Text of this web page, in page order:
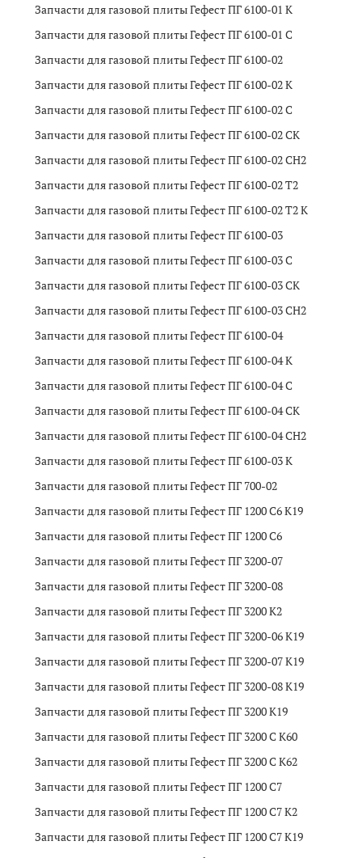
Запчасти для газовой плиты Гефест ПГ 6100-01 K
Запчасти для газовой плиты Гефест ПГ 6100-01 C
Запчасти для газовой плиты Гефест ПГ 6100-02
Запчасти для газовой плиты Гефест ПГ 6100-02 K
Запчасти для газовой плиты Гефест ПГ 6100-02 C
Запчасти для газовой плиты Гефест ПГ 6100-02 CK
Запчасти для газовой плиты Гефест ПГ 6100-02 CH2
Запчасти для газовой плиты Гефест ПГ 6100-02 T2
Запчасти для газовой плиты Гефест ПГ 6100-02 T2 K
Запчасти для газовой плиты Гефест ПГ 6100-03
Запчасти для газовой плиты Гефест ПГ 6100-03 C
Запчасти для газовой плиты Гефест ПГ 6100-03 CK
Запчасти для газовой плиты Гефест ПГ 6100-03 CH2
Запчасти для газовой плиты Гефест ПГ 6100-04
Запчасти для газовой плиты Гефест ПГ 6100-04 K
Запчасти для газовой плиты Гефест ПГ 6100-04 C
Запчасти для газовой плиты Гефест ПГ 6100-04 CK
Запчасти для газовой плиты Гефест ПГ 6100-04 CH2
Запчасти для газовой плиты Гефест ПГ 6100-03 K
Запчасти для газовой плиты Гефест ПГ 700-02
Запчасти для газовой плиты Гефест ПГ 1200 C6 K19
Запчасти для газовой плиты Гефест ПГ 1200 C6
Запчасти для газовой плиты Гефест ПГ 3200-07
Запчасти для газовой плиты Гефест ПГ 3200-08
Запчасти для газовой плиты Гефест ПГ 3200 K2
Запчасти для газовой плиты Гефест ПГ 3200-06 K19
Запчасти для газовой плиты Гефест ПГ 3200-07 K19
Запчасти для газовой плиты Гефест ПГ 3200-08 K19
Запчасти для газовой плиты Гефест ПГ 3200 K19
Запчасти для газовой плиты Гефест ПГ 3200 C K60
Запчасти для газовой плиты Гефест ПГ 3200 C K62
Запчасти для газовой плиты Гефест ПГ 1200 C7
Запчасти для газовой плиты Гефест ПГ 1200 С7 К2
Запчасти для газовой плиты Гефест ПГ 1200 C7 K19